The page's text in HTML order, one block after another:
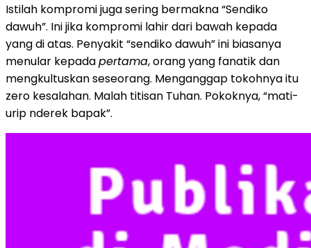
Istilah kompromi juga sering bermakna “Sendiko
dawuh”. Ini jika kompromi lahir dari bawah kepada
yang di atas. Penyakit “sendiko dawuh” ini biasanya
menular kepadapertama, orang yang fanatik dan
mengkultuskan seseorang. Menganggap tokohnya itu
zero kesalahan. Malah titisan Tuhan. Pokoknya, “mati-
urip nderek bapak”.